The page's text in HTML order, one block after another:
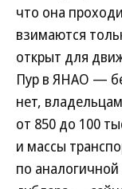
что она
взимаются
открыт для
Пур в ЯНАО —
нет,
от 850 до 100
и массы
по